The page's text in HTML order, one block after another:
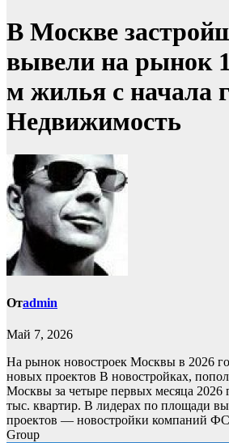
В Москве
вывели на рынок
м жилья c начала
Недвижимость
Отadmin
Май 7, 2026
На рынок новостроек Москвы в 2026
новых проектов В новостройках,
Москвы за четыре первых месяца 2026
тыс. квартир. В лидерах по площади
проектов — новостройки компаний
Group